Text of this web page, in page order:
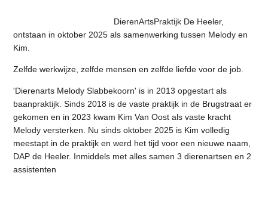
DierenArtsPraktijk De Heeler,
ontstaan in oktober 2025 als samenwerking tussen Melody en
Kim.
Zelfde werkwijze, zelfde mensen en zelfde liefde voor de job.
'Dierenarts Melody Slabbekoorn' is in 2013 opgestart als
baanpraktijk. Sinds 2018 is de vaste praktijk in de Brugstraat er
gekomen en in 2023 kwam Kim Van Oost als vaste kracht
Melody versterken. Nu sinds oktober 2025 is Kim volledig
meestapt in de praktijk en werd het tijd voor een nieuwe naam,
DAP de Heeler. Inmiddels met alles samen 3 dierenartsen en 2
assistenten